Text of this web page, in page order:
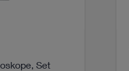
Set